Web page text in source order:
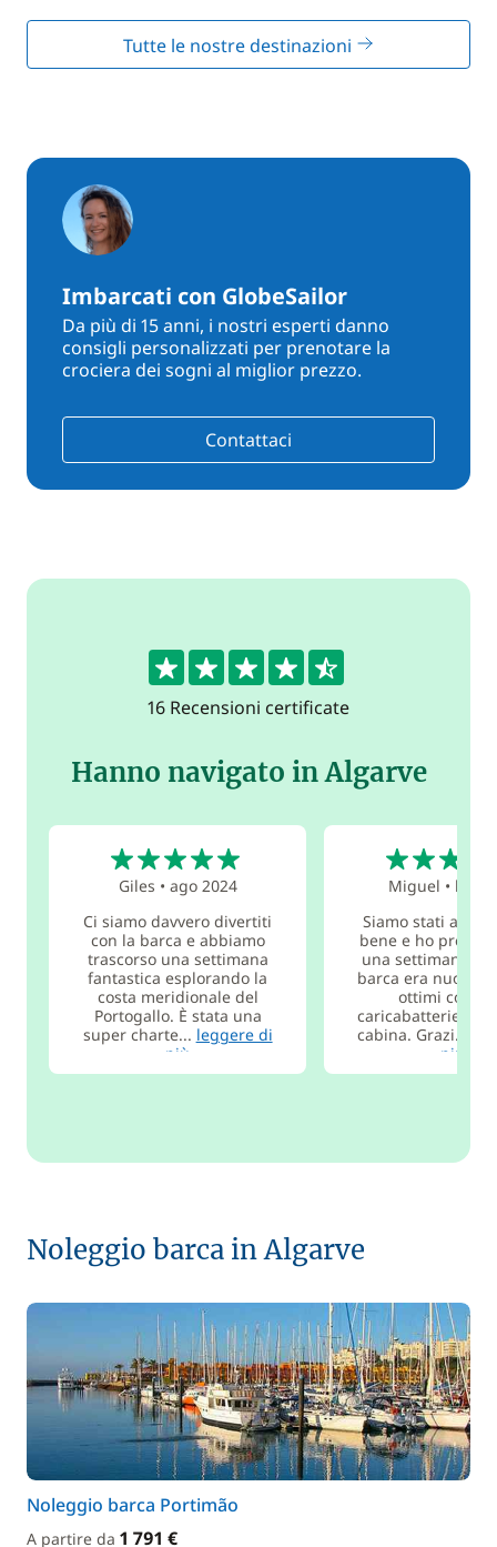
Tutte le nostre destinazioni
Imbarcati con GlobeSailor
Da più di 15 anni, i nostri esperti danno
consigli personalizzati per prenotare la
crociera dei sogni al miglior prezzo.
Contattaci
4.6
16 Recensioni certificate
Hanno navigato in Algarve
Giles • ago 2024
Ci siamo davvero divertiti
con la barca e abbiamo
trascorso una settimana
fantastica esplorando la
costa meridionale del
Portogallo. È stata una
super charte... leggere di
più
Miguel • lug
Siamo stati
bene e ho
una settimana
barca era
ottimi
caricabatterie
cabina. Grazi...
più
Noleggio barca in Algarve
Noleggio barca Portimão
A partire da 1 791 €